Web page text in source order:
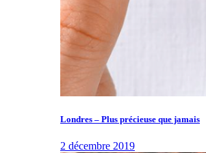
Londres – Plus précieuse que jamais
2 décembre 2019